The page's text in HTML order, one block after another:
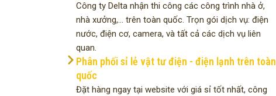
Công ty Delta nhận thi công các công trình nhà ở,
nhà xưởng,... trên toàn quốc. Trọn gói dịch vụ: điện
nước, điện cơ, camera, và tất cả các dịch vụ liên
quan.
Phân phối sỉ lẻ vật tư điện - điện lạnh trên toàn
quốc
Đặt hàng ngay tại website với giá sỉ tốt nhất, công